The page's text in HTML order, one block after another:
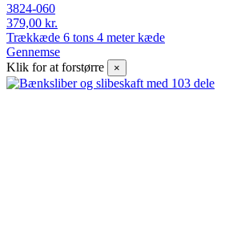
3824-060
379,00 kr.
Trækkæde 6 tons 4 meter kæde
Gennemse
Klik for at forstørre
×